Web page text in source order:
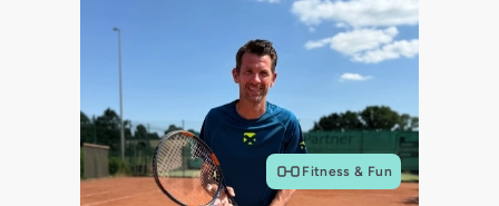
Fitness & Fun